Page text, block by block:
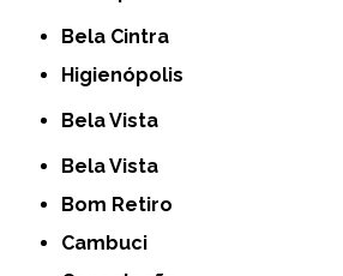
Bela Cintra
Higienópolis
Bela Vista
Bela Vista
Bom Retiro
Cambuci